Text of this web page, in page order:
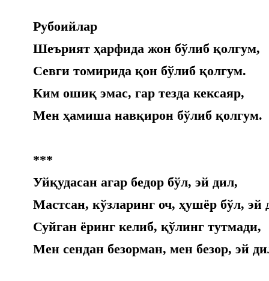
Рубоийлар
Шеърият ҳарфида жон бўлиб қолгум,
Севги томирида қон бўлиб қолгум.
Ким ошиқ эмас, гар тезда кексаяр,
Мен ҳамиша навқирон бўлиб қолгум.
***
Уйқудасан агар бедор бўл, эй дил,
Мастсан, кўзларинг оч, ҳушёр бўл, эй
Суйган ёринг келиб, қўлинг тутмади,
Мен сендан безорман, мен безор, эй